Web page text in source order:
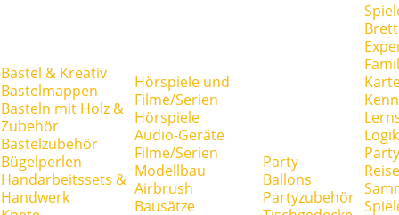
Bastel & Kreativ
Bastelmappen
Basteln mit Holz &
Zubehör
Bastelzubehör
Bügelperlen
Handarbeitssets &
Handwerk
Hörspiele und
Filme/Serien
Hörspiele
Audio-Geräte
Filme/Serien
Modellbau
Airbrush
Bausätze
Party
Ballons
Partyzubehör